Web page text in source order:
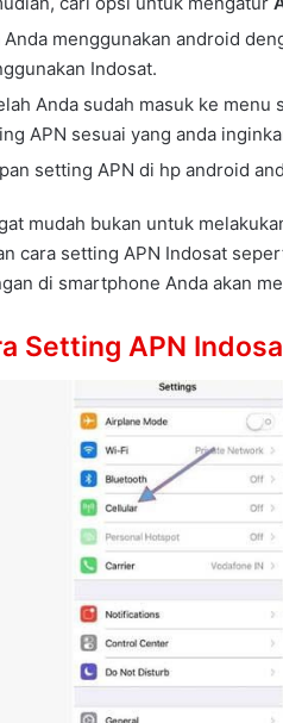
Anda menggunakan android
Indosat.
Anda sudah masuk ke
APN sesuai yang anda
setting APN di hp android
mudah bukan untuk
cara setting APN Indosat
di smartphone Anda akan
Setting APN